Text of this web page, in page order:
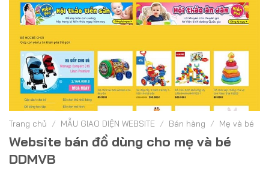
Trang chủ / MẪU GIAO DIỆN WEBSITE / Bán hàng / Mẹ và bé
Website bán đồ dùng cho mẹ và bé
DDMVB